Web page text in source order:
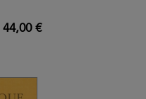
44,00 €